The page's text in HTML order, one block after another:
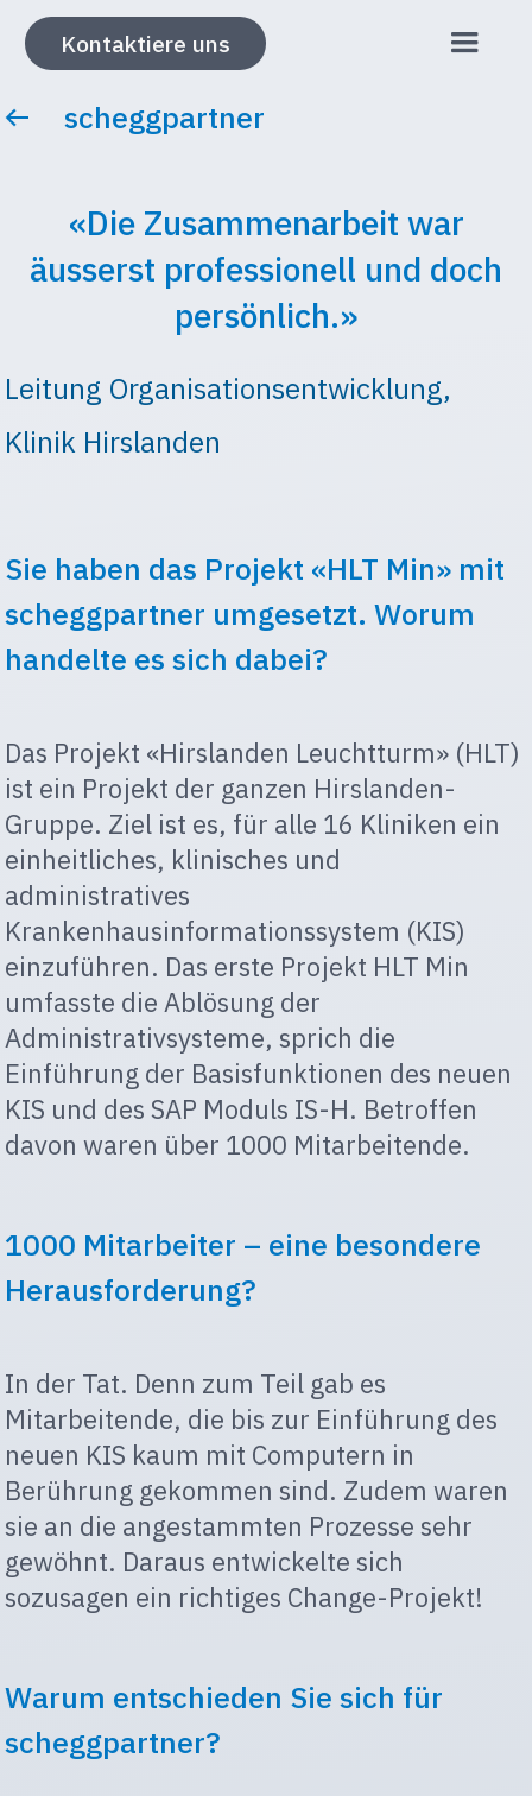
Kontaktiere uns
scheggpartner
«Die Zusammenarbeit war
äusserst professionell und doch
persönlich.»
Leitung Organisationsentwicklung,
Klinik Hirslanden
Sie haben das Projekt «HLT Min» mit
scheggpartner umgesetzt. Worum
handelte es sich dabei?
Das Projekt «Hirslanden Leuchtturm» (HLT)
ist ein Projekt der ganzen Hirslanden-
Gruppe. Ziel ist es, für alle 16 Kliniken ein
einheitliches, klinisches und
administratives
Krankenhausinformationssystem (KIS)
einzuführen. Das erste Projekt HLT Min
umfasste die Ablösung der
Administrativsysteme, sprich die
Einführung der Basisfunktionen des neuen
KIS und des SAP Moduls IS-H. Betroffen
davon waren über 1000 Mitarbeitende.
1000 Mitarbeiter – eine besondere
Herausforderung?
In der Tat. Denn zum Teil gab es
Mitarbeitende, die bis zur Einführung des
neuen KIS kaum mit Computern in
Berührung gekommen sind. Zudem waren
sie an die angestammten Prozesse sehr
gewöhnt. Daraus entwickelte sich
sozusagen ein richtiges Change-Projekt!
Warum entschieden Sie sich für
scheggpartner?